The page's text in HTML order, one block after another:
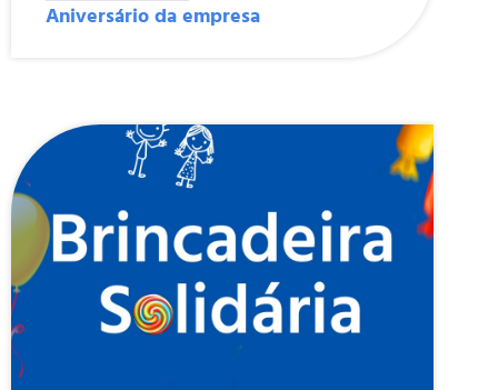
Aniversário da empresa